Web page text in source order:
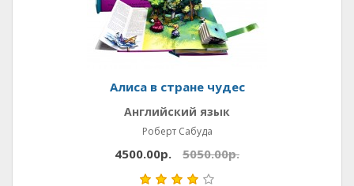
Алиса в стране чудес
Английский язык
Роберт Сабуда
4500.00р. 5050.00р.